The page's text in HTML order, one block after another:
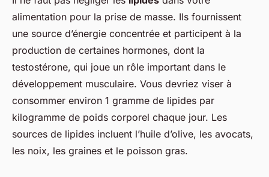
alimentation pour la prise de masse. Ils fournissent
une source d’énergie concentrée et participent à la
production de certaines hormones, dont la
testostérone, qui joue un rôle important dans le
développement musculaire. Vous devriez viser à
consommer environ 1 gramme de lipides par
kilogramme de poids corporel chaque jour. Les
sources de lipides incluent l’huile d’olive, les avocats,
les noix, les graines et le poisson gras.